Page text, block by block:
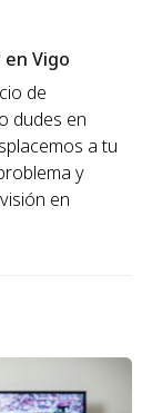
Vigo
de
dudes en
a tu
y
en